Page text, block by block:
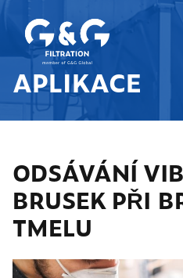
APLIKACE
ODSÁVÁNÍ
BRUSEK PŘI
TMELU